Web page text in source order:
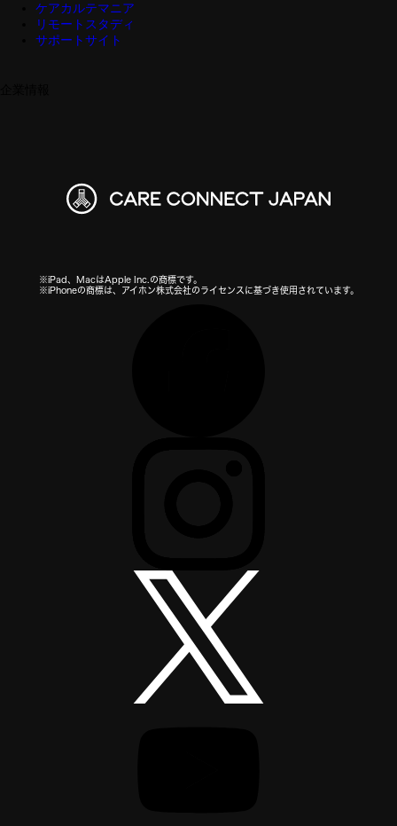
ケアカルテマニア
リモートスタディ
サポートサイト
※iPad、MacはApple Inc.の商標です。
※iPhoneの商標は、アイホン株式会社のライセンスに基づき使用されています。